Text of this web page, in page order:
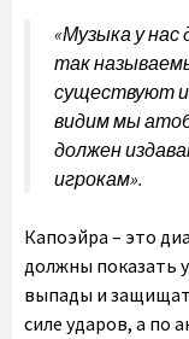
«Музыка у
так
существуют
видим мы
должен
игрокам».
Капоэйра – это
должны показать
выпады и
силе ударов, а по